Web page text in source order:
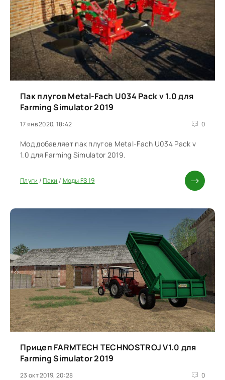
Пак плугов Metal-Fach U034 Pack v 1.0 для
Farming Simulator 2019
17 янв 2020, 18:42 0
Мод добавляет пак плугов Metal-Fach U034 Pack v
1.0 для Farming Simulator 2019.
Плуги /Паки / Моды FS 19
Прицеп FARMTECH TECHNOSTROJ V1.0 для
Farming Simulator 2019
23 окт 2019, 20:28 0